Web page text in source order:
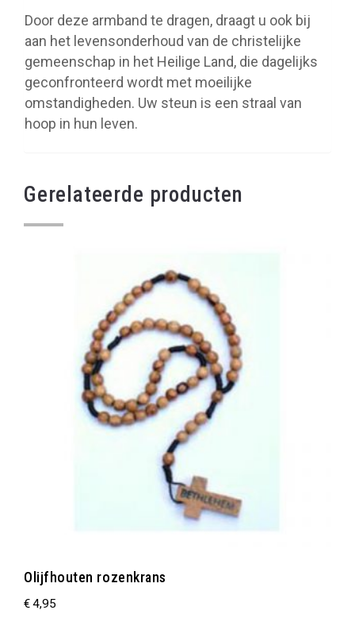
Door deze armband te dragen, draagt u ook bij
aan het levensonderhoud van de christelijke
gemeenschap in het Heilige Land, die dagelijks
geconfronteerd wordt met moeilijke
omstandigheden. Uw steun is een straal van
hoop in hun leven.
Gerelateerde producten
Olijfhouten rozenkrans
€4,95